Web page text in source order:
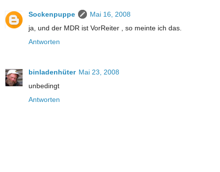
Sockenpuppe
Mai 16, 2008
ja, und der MDR ist VorReiter , so meinte ich das.
Antworten
binladenhüter Mai 23, 2008
unbedingt
Antworten